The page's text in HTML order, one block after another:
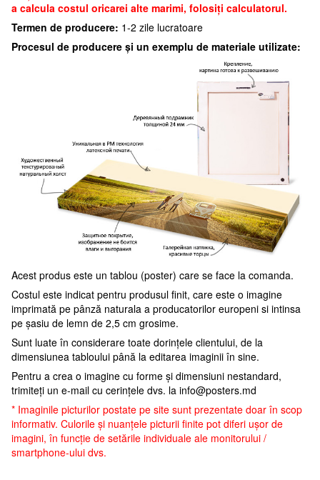
a calcula costul oricarei alte marimi, folosiți calculatorul.
Termen de producere: 1-2 zile lucratoare
Procesul de producere și un exemplu de materiale utilizate:
Acest produs este un tablou (poster) care se face la comanda.
Costul este indicat pentru produsul finit, care este o imagine
imprimată pe pânză naturala a producatorilor europeni si intinsa
pe șasiu de lemn de 2,5 cm grosime.
Sunt luate în considerare toate dorințele clientului, de la
dimensiunea tabloului până la editarea imaginii în sine.
Pentru a crea o imagine cu forme și dimensiuni nestandard,
trimiteți un e-mail cu cerințele dvs. la info@posters.md
* Imaginile picturilor postate pe site sunt prezentate doar în scop
informativ. Culorile și nuanțele picturii finite pot diferi ușor de
imagini, în funcție de setările individuale ale monitorului /
smartphone-ului dvs.